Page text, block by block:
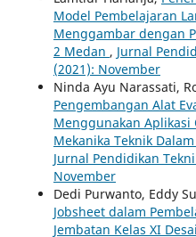
Model Pembelajaran
Menggambar dengan
2 Medan , Jurnal
(2021): November
Ninda Ayu Narassati,
Pengembangan Alat
Menggunakan Aplikasi
Mekanika Teknik
Jurnal Pendidikan
November
Dedi Purwanto, Eddy
Jobsheet dalam
Jembatan Kelas XI